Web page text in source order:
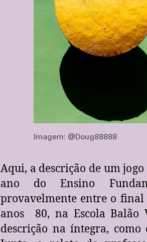
Imagem: @Doug88888
Aqui, a descrição de um
ano do Ensino
provavelmente entre o
anos 80, na Escola Balão
descrição na íntegra,